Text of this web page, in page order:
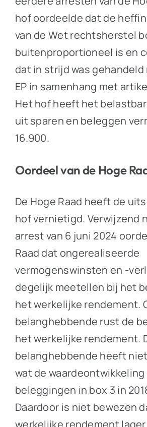
hof oordeelde dat de
van de Wet rechtsherstel
buitenproportioneel is en
dat in strijd was gehandeld
EP in samenhang met
Het hof heeft het
uit sparen en beleggen
16.900.
Oordeel van de Hoge
De Hoge Raad heeft de
hof vernietigd. Verwijzend
arrest van 6 juni 2024
Raad dat ongerealiseerde
vermogenswinsten en -
degelijk meetellen bij het
het werkelijke rendement.
belanghebbende rust de
het werkelijke rendement.
belanghebbende heeft
wat de waardeontwikkeling
beleggingen in box 3 in
Daardoor is niet bewezen
werkelijke rendement